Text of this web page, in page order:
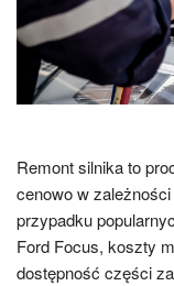
Remont silnika to
cenowo w
przypadku
Ford Focus, koszty
dostępność części